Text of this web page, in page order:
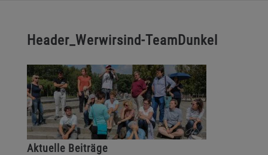
Header_Werwirsind-TeamDunkel
Aktuelle Beiträge